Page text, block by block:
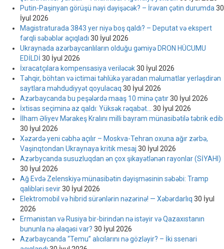
Putin-Paşinyan görüşü nəyi dəyişəcək? – İrəvan çətin durumda 30
İyul 2026
Magistraturada 3843 yer niyə boş qaldı? – Deputat və ekspert
fərqli səbəblər açıqladı 30 İyul 2026
Ukraynada azərbaycanlıların olduğu gəmiyə DRON HÜCUMU
EDİLDİ 30 İyul 2026
İxracatçılara kompensasiya veriləcək30 İyul 2026
Təhqir, böhtan və ictimai təhlükə yaradan məlumatlar yerləşdirən
saytlara məhdudiyyət qoyulacaq 30 İyul 2026
Azərbaycanda bu peşələrdə maaş 10 minə çatır30 İyul 2026
İxtisas seçiminə az qaldı: Yüksək rəqabət…
30 İyul 2026
İlham Əliyev Mərakeş Kralını milli bayram münasibətilə təbrik edib
30 İyul 2026
Xəzərdə yeni cəbhə açılır – Moskva-Tehran oxuna ağır zərbə,
Vaşinqtondan Ukraynaya kritik mesaj 30 İyul 2026
Azərbycanda susuzluqdan ən çox şikayətlənən rayonlar (SİYAHI)
30 İyul 2026
Ağ Evdə Zelenskiyə münasibətin dəyişməsinin səbəbi: Tramp
qalibləri sevir30 İyul 2026
Elektromobil və hibrid sürənlərin nəzərinə! — Xəbərdarlıq 30 İyul
2026
Ermənistan və Rusiya bir-birindən nə istəyir və Qazaxıstanın
bununla nə əlaqəsi var? 30 İyul 2026
Azərbaycanda “Temu” alıcılarını nə gözləyir? – İki ssenari